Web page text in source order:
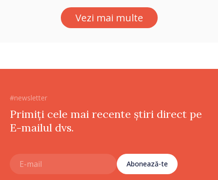
Vezi mai multe
#newsletter
Primiți cele mai recente știri direct pe
E-mailul dvs.
Abonează-te